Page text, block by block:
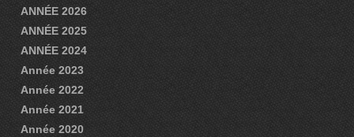
REVUE DE PRESSE 2021
REVUE DE PRESSE 2020
REVUE DE PRESSE 2019
REVUE DE PRESSE 2018
ANNÉE 2026
ANNÉE 2025
ANNÉE 2024
Année 2023
Année 2022
Année 2021
Année 2020